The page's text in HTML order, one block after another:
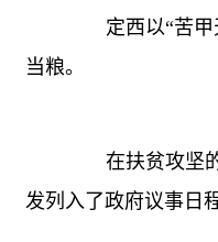
定西以“苦甲
当粮。
在扶贫攻坚的
发列入了政府议事日